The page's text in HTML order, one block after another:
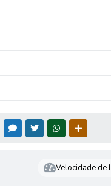
FACEBOOKMESSENGER
TWITTERWHATSAPP
Velocidade de